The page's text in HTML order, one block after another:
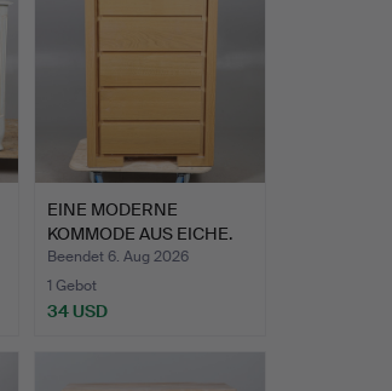
EINE MODERNE
KOMMODE AUS EICHE.
Beendet 6. Aug 2026
1 Gebot
34 USD